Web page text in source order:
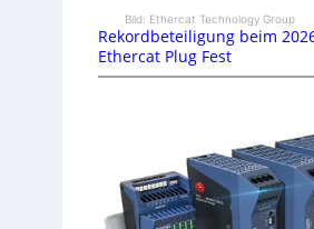
Bild: Ethercat Technology Group
Rekordbeteiligung beim
Ethercat Plug Fest